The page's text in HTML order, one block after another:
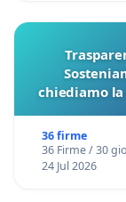
chiediamo
36 firme
36 Firme / 30
24 Jul 2026